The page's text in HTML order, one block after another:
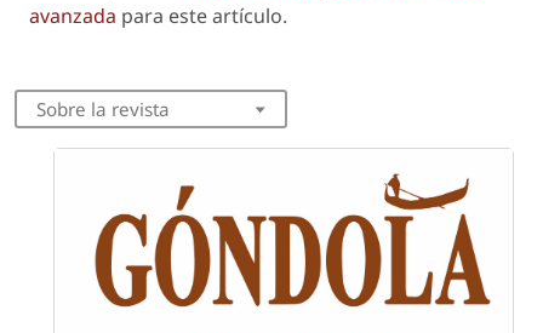
avanzada para este artículo.
Sobre la revista